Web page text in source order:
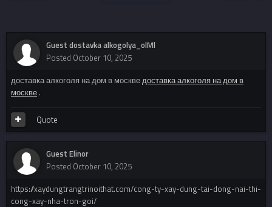
Guest dostavka alkogolya_olMl
Posted October 10, 2025
доставка алкоголя на дом в москведоставка алкоголя на дом в
москве .
Quote
Guest Elinor
Posted October 10, 2025
https://xaydungtrangtrinoithat.com/cong-ty-xay-dung-tai-dong-nai-thi-
cong-xay-nha-tron-goi/